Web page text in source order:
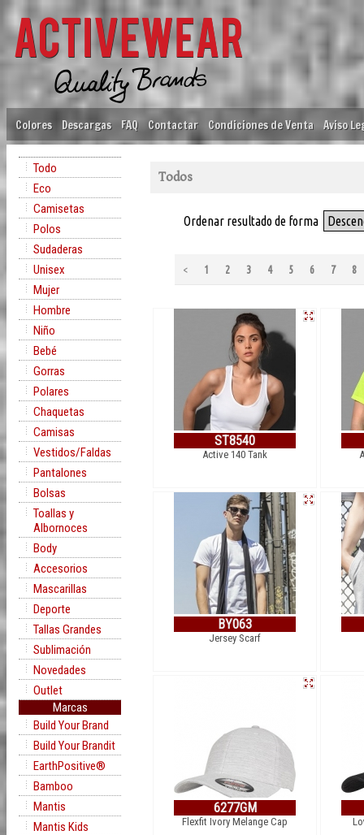
Colores Descargas FAQ Contactar Condiciones de Venta Aviso
Todo
Eco
Camisetas
Polos
Sudaderas
Unisex
Mujer
Hombre
Niño
Bebé
Gorras
Polares
Chaquetas
Camisas
Vestidos/Faldas
Pantalones
Bolsas
Toallas y
Albornoces
Body
Accesorios
Mascarillas
Deporte
Tallas Grandes
Sublimación
Novedades
Outlet
Marcas
Build Your Brand
Build Your Brandit
EarthPositive®
Bamboo
Mantis
Mantis Kids
Todos
Ordenar resultado de forma
< 1 2 3 4 5 6 7 8
ST8540
Active 140 Tank
BY063
Jersey Scarf
6277GM
Flexfit Ivory Melange Cap